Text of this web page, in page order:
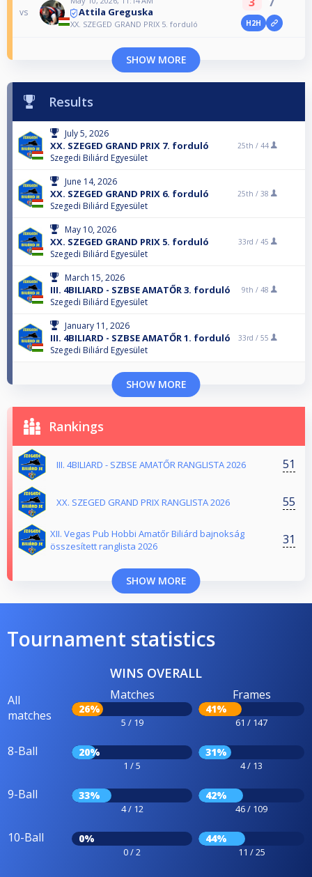
vs Attila Greguska
XX. SZEGED GRAND PRIX 5. forduló H2H
SHOW MORE
Results
July 5, 2026
XX. SZEGED GRAND PRIX 7. forduló
Szegedi Biliárd Egyesület
25th / 44
June 14, 2026
XX. SZEGED GRAND PRIX 6. forduló
Szegedi Biliárd Egyesület
25th / 38
May 10, 2026
XX. SZEGED GRAND PRIX 5. forduló
Szegedi Biliárd Egyesület
33rd / 45
March 15, 2026
III. 4BILIARD - SZBSE AMATŐR 3. forduló
Szegedi Biliárd Egyesület
9th / 48
January 11, 2026
III. 4BILIARD - SZBSE AMATŐR 1. forduló
Szegedi Biliárd Egyesület
33rd / 55
SHOW MORE
Rankings
III. 4BILIARD - SZBSE AMATŐR RANGLISTA 2026 51
XX. SZEGED GRAND PRIX RANGLISTA 2026 55
XII. Vegas Pub Hobbi Amatőr Biliárd bajnokság
összesített ranglista 2026
31
SHOW MORE
Tournament statistics
WINS OVERALL
All
matches
Matches
26%
5 / 19
Frames
41%
61 / 147
8-Ball 20%
1 / 5
31%
4 / 13
9-Ball 33%
4 / 12
42%
46 / 109
10-Ball 0%
0 / 2
44%
11 / 25